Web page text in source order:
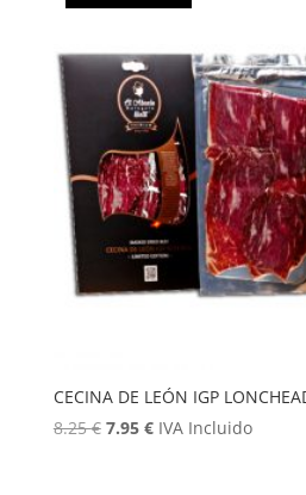
CECINA DE LEÓN IGP
8.25€ El
7.95 €ElIVA Incluido